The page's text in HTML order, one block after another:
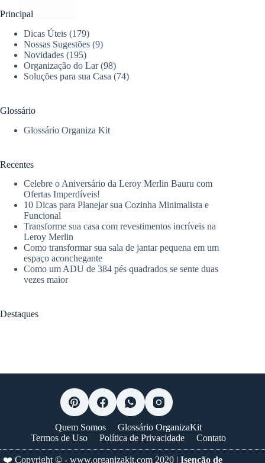
Leia mais
como
identificar
e
prevenir
perigos
Principal
Dicas Úteis (179)
Nossas Sugestões (9)
Novidades (195)
Organização do Lar(98)
Soluções para sua Casa (74)
Glossário
Glossário Organiza Kit
Recentes
Celebre o Aniversário da Leroy Merlin Bauru com
Ofertas Imperdíveis!
10 Dicas para Planejar sua Cozinha Minimalista e
Funcional
Transforme sua casa com revestimentos incríveis na
Leroy Merlin
Como transformar sua sala de jantar pequena em um
espaço aconchegante
Como um ADU de 384 pés quadrados se sente duas
vezes maior
Destaques
Quem Somos
Glossário OrganizaKit
Termos de Uso
Política de Privacidade Contato
❤️ Copyright © - www.organizakit.com 2020 | Isenção de